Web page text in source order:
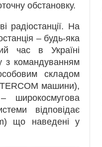
обстановку.
радіостанції. На
– будь-яка
час в Україні
з командуванням
складом
машини),
широкосмугова
відповідає
що наведені у